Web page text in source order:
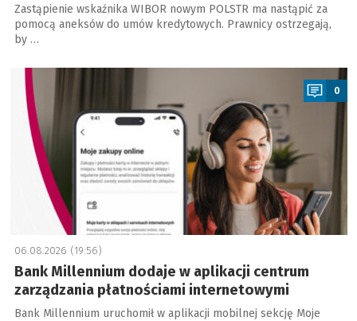
Zastąpienie wskaźnika WIBOR nowym POLSTR ma nastąpić za
pomocą aneksów do umów kredytowych. Prawnicy ostrzegają,
by …
0
06.08.2026 (19:56)
Bank Millennium dodaje w aplikacji centrum
zarządzania płatnościami internetowymi
Bank Millennium uruchomił w aplikacji mobilnej sekcję Moje